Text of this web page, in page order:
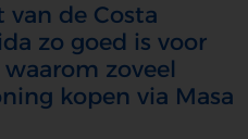
de Costa
zo goed is voor
zoveel
kopen via Masa